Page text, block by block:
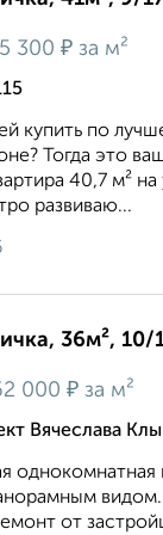
300 ₽ за м²
купить по
Тогда это
40,7 м²
развиваю...
36м², 10/
000 ₽ за м²
Вячеслава
от